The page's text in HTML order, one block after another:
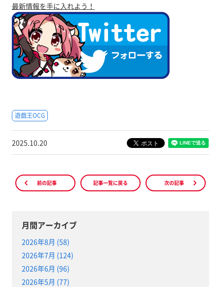
最新情報を手に入れよう！
遊戯王OCG
2025.10.20
前の記事 記事一覧に戻る 次の記事
月間アーカイブ
2026年8月 (58)
2026年7月 (124)
2026年6月 (96)
2026年5月 (77)